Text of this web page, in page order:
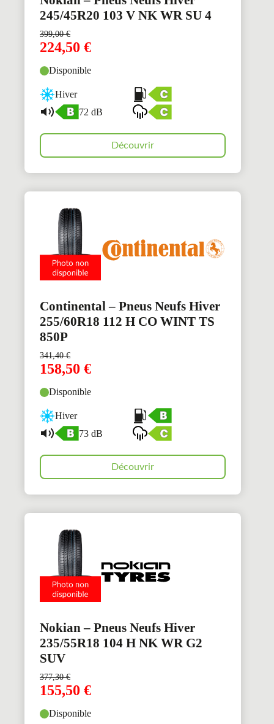
245/45R20 103 V NK WR SU 4
399,00€
224,50 €
Disponible
Hiver
72 dB
Découvrir
Continental – Pneus Neufs Hiver
255/60R18 112 H CO WINT TS
850P
341,40€
158,50 €
Disponible
Hiver
73 dB
Découvrir
Nokian – Pneus Neufs Hiver
235/55R18 104 H NK WR G2
SUV
377,30€
155,50 €
Disponible